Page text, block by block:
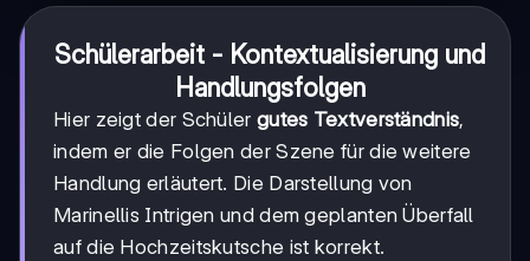
Schülerarbeit - Kontextualisierung und
Handlungsfolgen
Hier zeigt der Schüler gutes Textverständnis,
indem er die Folgen der Szene für die weitere
Handlung erläutert. Die Darstellung von
Marinellis Intrigen und dem geplanten Überfall
auf die Hochzeitskutsche ist korrekt.